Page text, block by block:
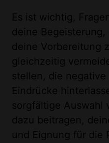
Es ist wichtig,
deine
deine Vorbereitung
gleichzeitig
stellen, die negative
Eindrücke
sorgfältige Auswahl
dazu beitragen,
und Eignung für die